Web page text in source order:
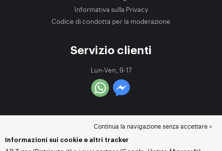
Informativa sulla Privacy
Codice di condotta per la moderazione
Servizio clienti
Lun-Ven, 9-17
Continua la navigazione senza accettare >
Informazioni sui cookie e altri tracker